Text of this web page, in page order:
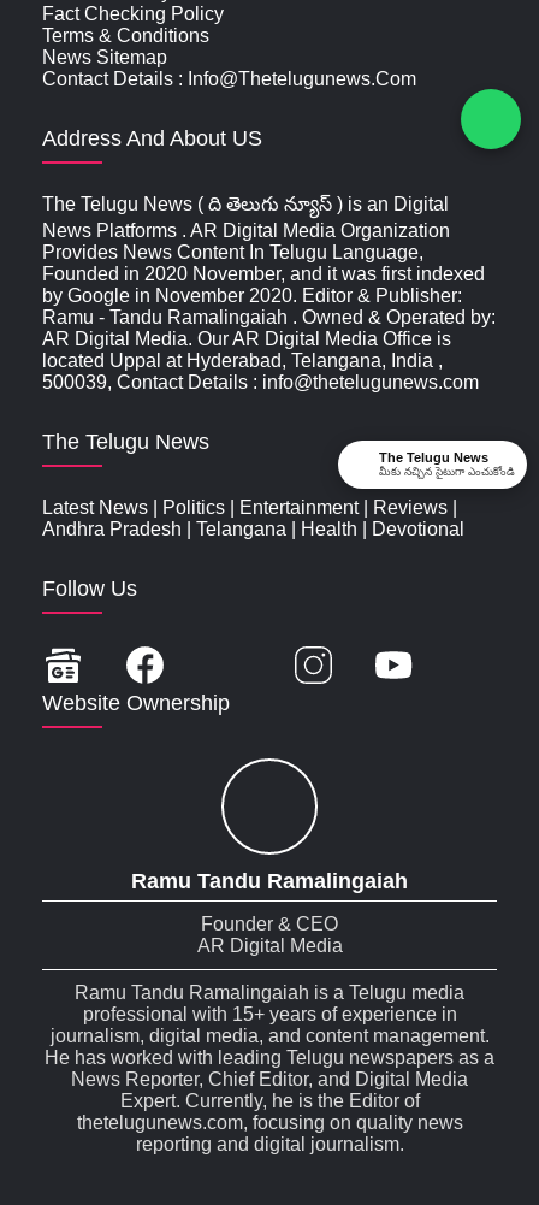
Fact Checking Policy
Terms & Conditions
News Sitemap
Contact Details : Info@thetelugunews.com
Address And About US
The Telugu News ( ది తెలుగు న్యూస్‌ ) is an Digital
News Platforms . AR Digital Media Organization
Provides News Content In Telugu Language,
Founded in 2020 November, and it was first indexed
by Google in November 2020. Editor & Publisher:
Ramu - Tandu Ramalingaiah . Owned & Operated by:
AR Digital Media. Our AR Digital Media Office is
located Uppal at Hyderabad, Telangana, India ,
500039, Contact Details : info@thetelugunews.com
The Telugu News
Latest News Politics Entertainment| Reviews
Andhra Pradesh
Telangana Health Devotional
Follow Us
Website Ownership
Ramu Tandu Ramalingaiah
Founder & CEO
AR Digital Media
Ramu Tandu Ramalingaiah is a Telugu media
professional with 15+ years of experience in
journalism, digital media, and content management.
He has worked with leading Telugu newspapers as a
News Reporter, Chief Editor, and Digital Media
Expert. Currently, he is the Editor of
thetelugunews.com, focusing on quality news
reporting and digital journalism.
The Telugu News
మీకు నచ్చిన సైటుగా ఎంచుకోండి